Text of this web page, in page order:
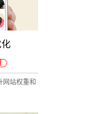
网站权重和